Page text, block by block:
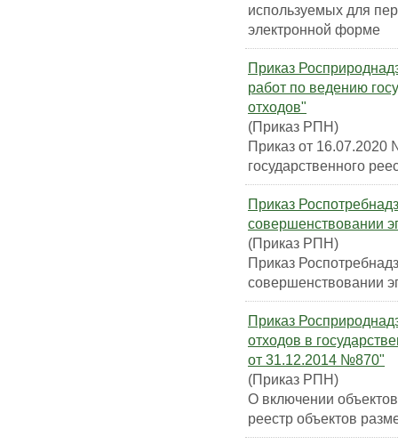
используемых для
электронной форме
Приказ
работ по ведению
отходов"
(Приказ РПН)
Приказ от
государственного
Приказ
совершенствовании
(Приказ РПН)
Приказ
совершенствовании
Приказ
отходов в
от 31.12.2014 №870"
(Приказ РПН)
О включении
реестр объектов